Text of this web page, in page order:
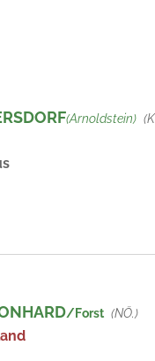
(Arnoldstein)
/Forst (NÖ.)